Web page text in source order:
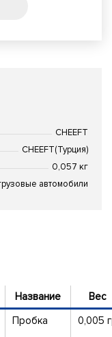
Название
Вес
Пробка 0,005
CHEEFT
CHEEFT(Турция)
0,057 кг
автомобили